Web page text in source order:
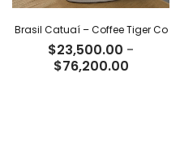
Brasil Catuaí – Coffee Tiger Co
$23,500.00 -
$76,200.00Rango